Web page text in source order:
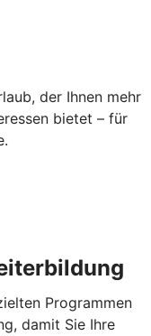
der Ihnen mehr
bietet – für
Programmen
damit Sie Ihre